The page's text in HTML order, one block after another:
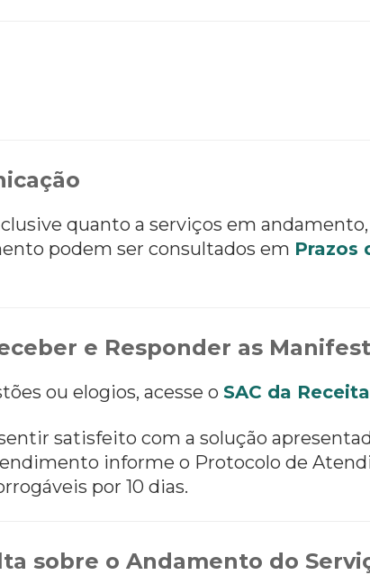
quanto a serviços em andamento,
podem ser consultados em Prazos
e Responder as
ou elogios, acesse o SAC da
satisfeito com a solução
informe o Protocolo de
por 10 dias.
sobre o Andamento do